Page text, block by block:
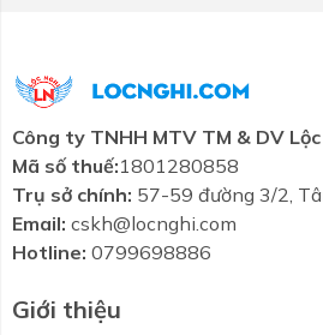
Công ty TNHH MTV TM & DV
Mã số thuế:1801280858
Trụ sở chính: 57-59 đường 3/2,
Email: cskh@locnghi.com
Hotline: 0799698886
Giới thiệu